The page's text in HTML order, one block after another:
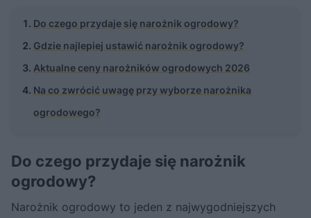
Do czego przydaje się narożnik ogrodowy?
Gdzie najlepiej ustawić narożnik ogrodowy?
Aktualne ceny narożników ogrodowych 2026
Na co zwrócić uwagę przy wyborze narożnika
ogrodowego?
Do czego przydaje się narożnik
ogrodowy?
Narożnik ogrodowy to jeden z najwygodniejszych